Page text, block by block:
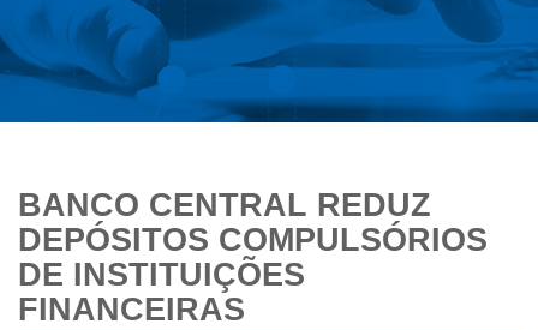
BANCO CENTRAL REDUZ
DEPÓSITOS COMPULSÓRIOS
DE INSTITUIÇÕES
FINANCEIRAS